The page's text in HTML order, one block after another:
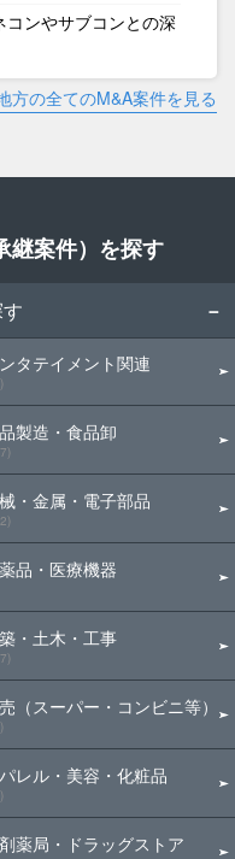
コンやサブコンとの深
方の全てのM&A案件を見る
継案件）を探す
タテイメント関連
製造・食品卸
・金属・電子部品
品・医療機器
・土木・工事
（スーパー・コンビニ等）
レル・美容・化粧品
薬局・ドラッグストア